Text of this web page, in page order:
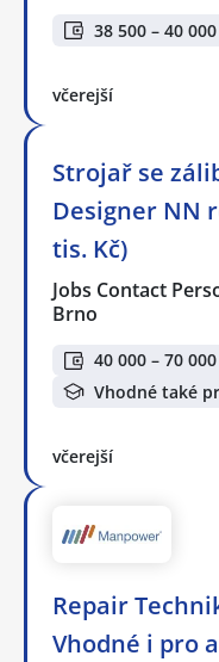
38 500 – 40
včerejší
Strojař se
Designer NN
tis. Kč)
Jobs Contact
Brno
40 000 – 70
Vhodné také
včerejší
Repair
Vhodné i pro